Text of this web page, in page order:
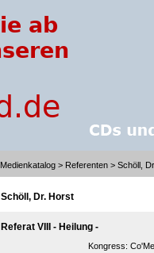
Medienkatalog > Referenten > Schöll,
Schöll, Dr. Horst
Referat VIII - Heilung -
Kongress: